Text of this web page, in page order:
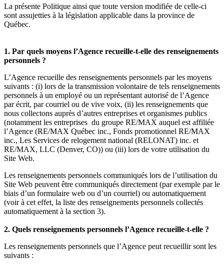
La présente Politique ainsi que toute version modifiée de celle-ci
sont assujetties à la législation applicable dans la province de
Québec.
1. Par quels moyens l’Agence recueille-t-elle des renseignements
personnels ?
L’Agence recueille des renseignements personnels par les moyens
suivants : (i) lors de la transmission volontaire de tels renseignements
personnels à un employé ou un représentant autorisé de l’Agence
par écrit, par courriel ou de vive voix, (ii) les renseignements que
nous collectons auprès d’autres entreprises et organismes publics
(notamment les entreprises du groupe RE/MAX auquel est affiliée
l’Agence (RE/MAX Québec inc., Fonds promotionnel RE/MAX
inc., Les Services de relogement national (RELONAT) inc. et
RE/MAX, LLC (Denver, CO)) ou (iii) lors de votre utilisation du
Site Web.
Les renseignements personnels communiqués lors de l’utilisation du
Site Web peuvent être communiqués directement (par exemple par le
biais d’un formulaire web ou d’un courriel) ou automatiquement
(voir à cet effet, la liste des renseignements personnels collectés
automatiquement à la section 3).
2. Quels renseignements personnels l’Agence recueille-t-elle ?
Les renseignements personnels que l’Agence peut recueillir sont les
suivants :